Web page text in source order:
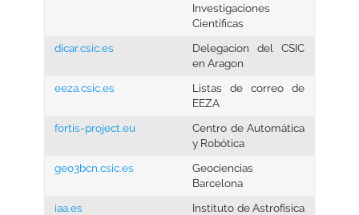
Investigaciones
Científicas
dicar.csic.es
Delegacion del CSIC
en Aragon
eeza.csic.es
Listas de correo de
EEZA
fortis-project.eu
Centro de Automática
y Robótica
geo3bcn.csic.es
Geociencias
Barcelona
iaa.es
Instituto de Astrofísica